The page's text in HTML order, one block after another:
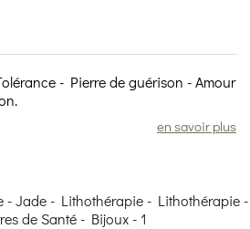
- Pierre de guérison - Amour
en savoir plus